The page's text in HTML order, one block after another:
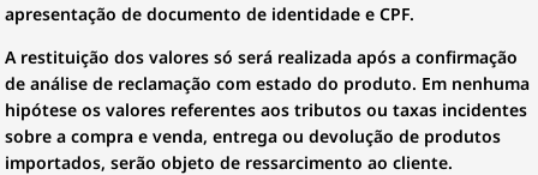
apresentação de documento de identidade e CPF.
A restituição dos valores só será realizada após a confirmação
de análise de reclamação com estado do produto. Em nenhuma
hipótese os valores referentes aos tributos ou taxas incidentes
sobre a compra e venda, entrega ou devolução de produtos
importados, serão objeto de ressarcimento ao cliente.